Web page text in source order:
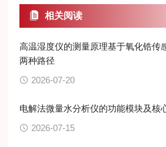
相关阅读
高温湿度仪的测量原理基于氧化锆传
两种路径
2026-07-20
电解法微量水分析仪的功能模块及核
2026-07-15